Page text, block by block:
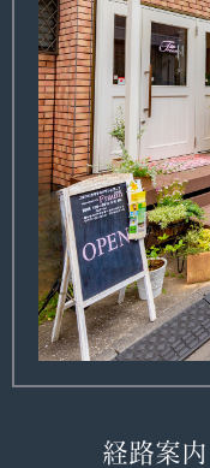
経路案内